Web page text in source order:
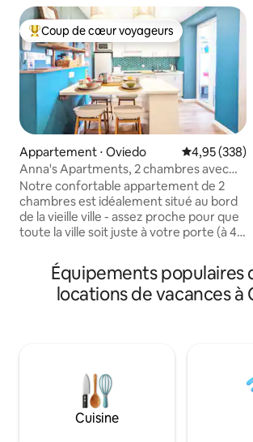
Coups de cœur voyageurs les plus
Coup de cœur voyageurs
Appartement ⋅ Oviedo Évaluation
4,95 (338)
Anna's Apartments, 2 chambres avec
terrasse et garage...
Notre confortable appartement de 2
chambres est idéalement situé au bord
de la vieille ville - assez proche pour que
toute la ville soit juste à votre porte (à 4
l'hôtel de ville). Il dispose d'une
magnifique terrasse qui capte le soleil du
matin, le wifi, le chauffage central et une
dispose pas d'ascenseur, il n'est qu'à un
court escalier (9 marches) du niveau de
disposons d'une place de parking
Équipements populaires
locations de vacances à
Cuisine